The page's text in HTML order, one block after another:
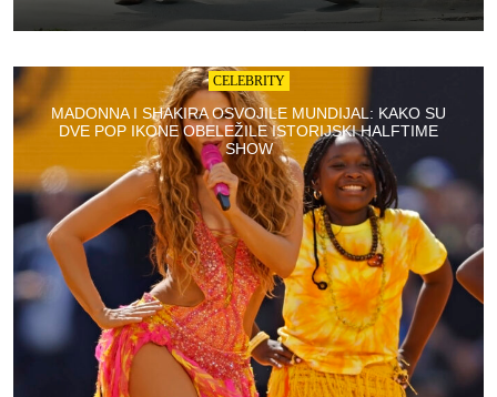
CELEBRITY
MADONNA I SHAKIRA OSVOJILE MUNDIJAL: KAKO SU
DVE POP IKONE OBELEŽILE ISTORIJSKI HALFTIME
SHOW